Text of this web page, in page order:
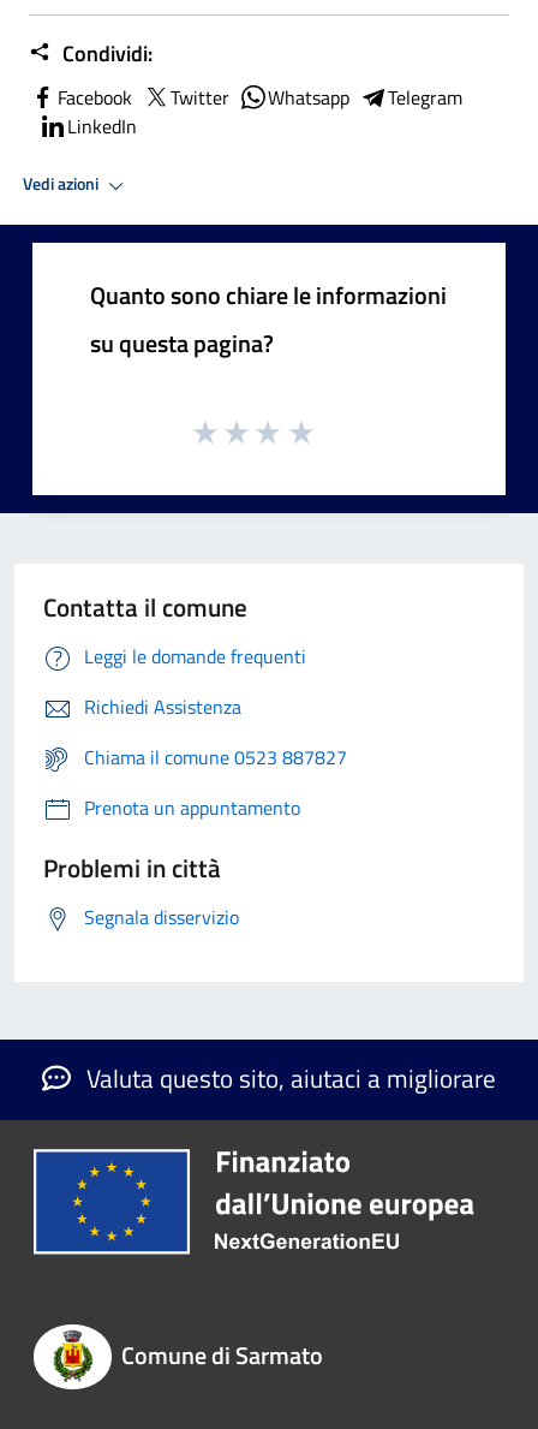
Condividi:
Facebook Twitter Whatsapp
Telegram
LinkedIn
Vedi azioni
Quanto sono chiare le informazioni
su questa pagina?
Contatta il comune
Leggi le domande frequenti
Richiedi Assistenza
Chiama il comune 0523 887827
Prenota un appuntamento
Problemi in città
Segnala disservizio
Valuta questo sito, aiutaci a migliorare
Comune di Sarmato